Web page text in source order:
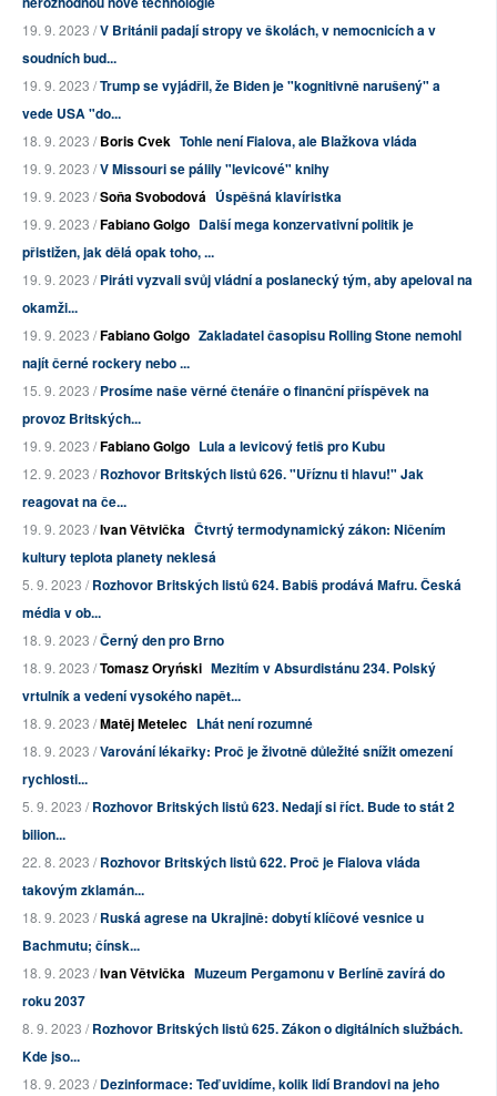
19. 9. 2023 /V Británii padají stropy ve školách, v nemocnicích a v
soudních bud...
19. 9. 2023 /Trump se vyjádřil, že Biden je "kognitivně narušený" a
vede USA "do...
18. 9. 2023 /Boris Cvek Tohle není Fialova, ale Blažkova vláda
19. 9. 2023 /V Missouri se pálily "levicové" knihy
19. 9. 2023 /Soňa Svobodová Úspěšná klavíristka
19. 9. 2023 /Fabiano Golgo Další mega konzervativní politik je
přistižen, jak dělá opak toho, ...
19. 9. 2023 /Piráti vyzvali svůj vládní a poslanecký tým, aby apeloval na
okamži...
19. 9. 2023 /Fabiano Golgo Zakladatel časopisu Rolling Stone nemohl
najít černé rockery nebo ...
15. 9. 2023 /Prosíme naše věrné čtenáře o finanční příspěvek na
provoz Britských...
19. 9. 2023 /Fabiano Golgo Lula a levicový fetiš pro Kubu
12. 9. 2023 /Rozhovor Britských listů 626. "Uříznu ti hlavu!" Jak
reagovat na če...
19. 9. 2023 /Ivan Větvička Čtvrtý termodynamický zákon: Ničením
kultury teplota planety neklesá
5. 9. 2023 /Rozhovor Britských listů 624. Babiš prodává Mafru. Česká
média v ob...
18. 9. 2023 /Černý den pro Brno
18. 9. 2023 /Tomasz Oryński Mezitím v Absurdistánu 234. Polský
vrtulník a vedení vysokého napět...
18. 9. 2023 /Matěj Metelec Lhát není rozumné
18. 9. 2023 /Varování lékařky: Proč je životně důležité snížit omezení
rychlosti...
5. 9. 2023 /Rozhovor Britských listů 623. Nedají si říct. Bude to stát 2
bilion...
22. 8. 2023 /Rozhovor Britských listů 622. Proč je Fialova vláda
takovým zklamán...
18. 9. 2023 /Ruská agrese na Ukrajině: dobytí klíčové vesnice u
Bachmutu; čínsk...
18. 9. 2023 /Ivan Větvička Muzeum Pergamonu v Berlíně zavírá do
roku 2037
8. 9. 2023 /Rozhovor Britských listů 625. Zákon o digitálních službách.
Kde jso...
18. 9. 2023 /Dezinformace: Teď uvidíme, kolik lidí Brandovi na jeho